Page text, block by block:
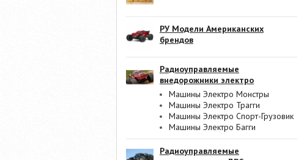
РУ Модели Американских
брендов
Радиоуправляемые
внедорожники электро
Машины Электро Монстры
Машины Электро Трагги
Машины Электро Спорт-Грузовик
Машины Электро Багги
Радиоуправляемые